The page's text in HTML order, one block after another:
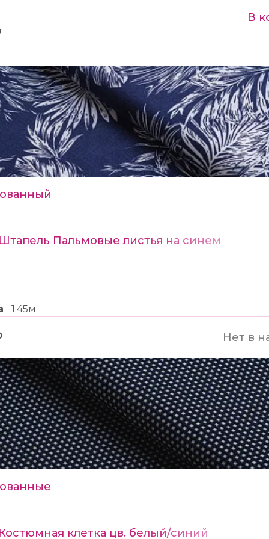
В
Пальмовые листья на синем
1.45м
Нет в
клетка цв. белый/синий